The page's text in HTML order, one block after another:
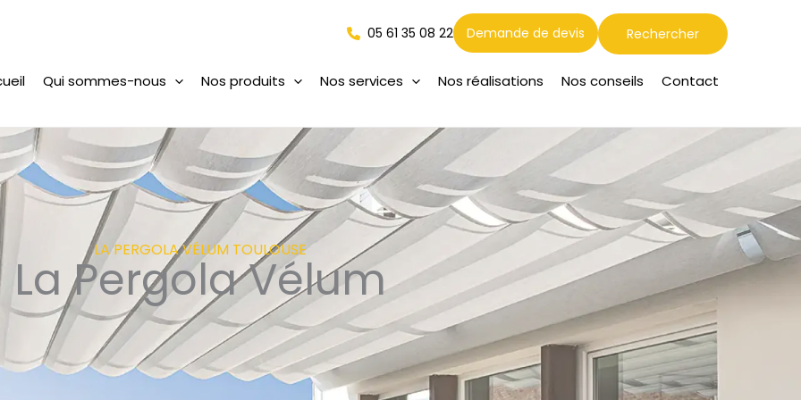
Qui sommes-nous Nos produits Nos services Nos réalisations Nos conseils Contact
Rechercher
Rechercher
05 61 35 08 22 Demande de devis
LA PERGOLA VÉLUM TOULOUSE
La Pergola Vélum